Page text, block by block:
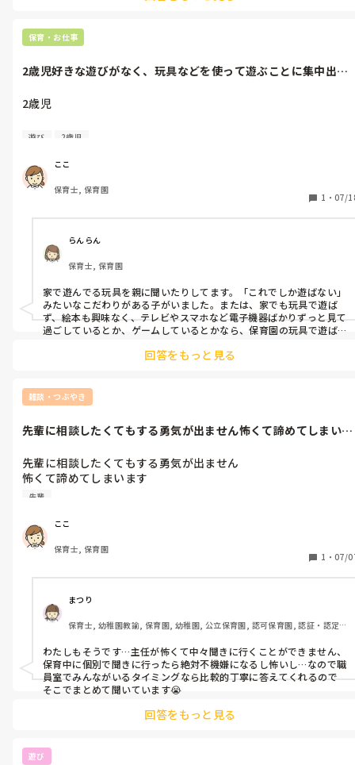
保育・お仕事
2歳児好きな遊びがなく、玩具などを使って遊ぶことに集中出来
2歳児
好きな遊びがなく、玩具などを使って遊ぶことに集中出来ず、室
てどう思われますか？
1人遊びが出来ないのは気になるなと…
遊び 2歳児
ここ
保育士, 保育園
1 ・ 07/
らんらん
保育士, 保育園
家で遊んでる玩具を親に聞いたりしてます。「これでしか遊ばない」
みたいなこだわりがある子がいました。または、家でも玩具で遊ば
ず、絵本も興味なく、テレビやスマホなど電子機器ばかりずっと見て
過ごしているとか、ゲームしているとかなら、保育園の玩具で遊ば
回答をもっと見る
雑談・つぶやき
先輩に相談したくてもする勇気が出ません怖くて諦めてしまいま
先輩に相談したくてもする勇気が出ません
怖くて諦めてしまいます
ほんとだめですよね
保育の進め方とか聞きたいことは沢山あるのに…
先輩
ここ
保育士, 保育園
1 ・ 07/
まつり
保育士, 幼稚園教諭, 保育園, 幼稚園, 公立保育園, 認可保育園, 認証・認定
わたしもそうです…主任が怖くて中々聞きに行くことができません、
保育中に個別で聞きに行ったら絶対不機嫌になるし怖いし…なので職
員室でみんながいるタイミングなら比較的丁寧に答えてくれるので
そこでまとめて聞いています😭
回答をもっと見る
遊び